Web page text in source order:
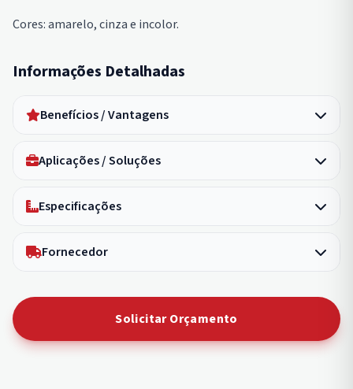
Cores: amarelo, cinza e incolor.
Informações Detalhadas
Benefícios / Vantagens
Aplicações / Soluções
Especificações
Fornecedor
Solicitar Orçamento